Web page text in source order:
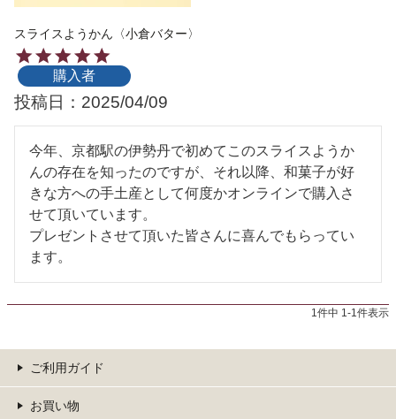
スライスようかん〈小倉バター〉
購入者
投稿日 2025/04/09
今年、京都駅の伊勢丹で初めてこのスライスようか
んの存在を知ったのですが、それ以降、和菓子が好
きな方への手土産として何度かオンラインで購入さ
せて頂いています。
プレゼントさせて頂いた皆さんに喜んでもらってい
ます。
1件中 1-1件表示
ご利用ガイド
お買い物